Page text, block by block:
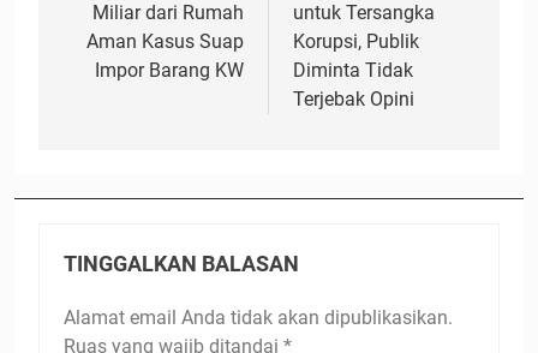
Miliar dari Rumah
Aman Kasus Suap
Impor Barang KW
untuk Tersangka
Korupsi, Publik
Diminta Tidak
Terjebak Opini
TINGGALKAN BALASAN
Alamat email Anda tidak akan dipublikasikan.
Ruas yang wajib ditandai *